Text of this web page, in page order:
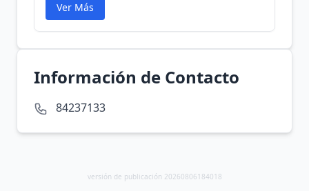
Ver Más
Información de Contacto
84237133
versión de publicación 20260806184018